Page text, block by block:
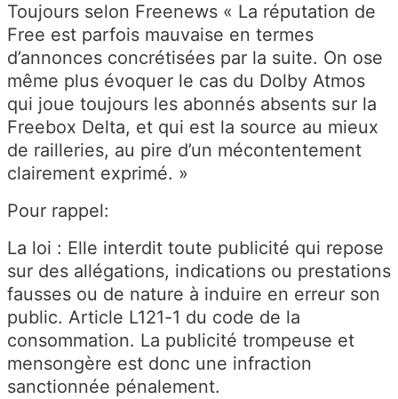
Toujours selon Freenews « La réputation de
Free est parfois mauvaise en termes
d’annonces concrétisées par la suite. On ose
même plus évoquer le cas du Dolby Atmos
qui joue toujours les abonnés absents sur la
Freebox Delta, et qui est la source au mieux
de railleries, au pire d’un mécontentement
clairement exprimé. »
Pour rappel:
La loi : Elle interdit toute publicité qui repose
sur des allégations, indications ou prestations
fausses ou de nature à induire en erreur son
public. Article L121-1 du code de la
consommation. La publicité trompeuse et
mensongère est donc une infraction
sanctionnée pénalement.